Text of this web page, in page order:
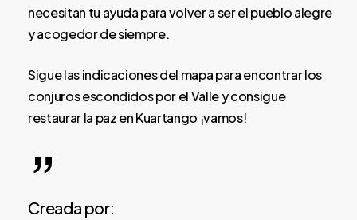
necesitan tu ayuda para volver a ser el pueblo alegre
y acogedor de siempre.
Sigue las indicaciones del mapa para encontrar los
conjuros escondidos por el Valle y consigue
restaurar la paz en Kuartango ¡vamos!
”
Creada por: